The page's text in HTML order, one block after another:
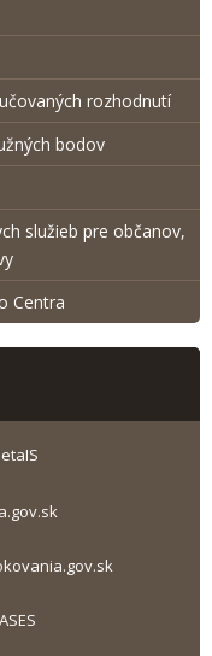
rozhodnutí
bodov
služieb pre občanov,
Centra